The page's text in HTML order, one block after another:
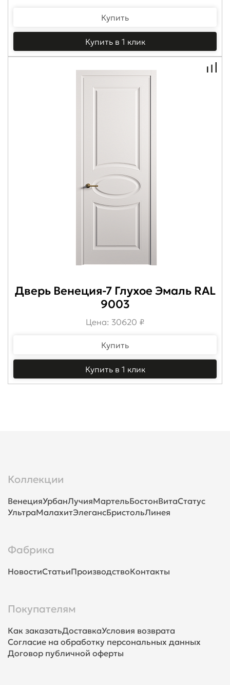
Купить
Купить в 1 клик
Дверь Венеция-7 Глухое Эмаль RAL
9003
Цена: 30620 ₽
Купить
Купить в 1 клик
Коллекции
ВенецияУрбанЛучияМартельБостонВитаСтатус
УльтраМалахитЭлегансБристольЛинея
Фабрика
НовостиСтатьиПроизводствоКонтакты
Покупателям
Как заказатьДоставкаУсловия возврата
Согласие на обработку персональных данных
Договор публичной оферты